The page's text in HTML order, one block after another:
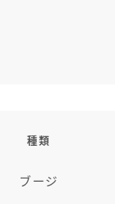
種類
ブージ